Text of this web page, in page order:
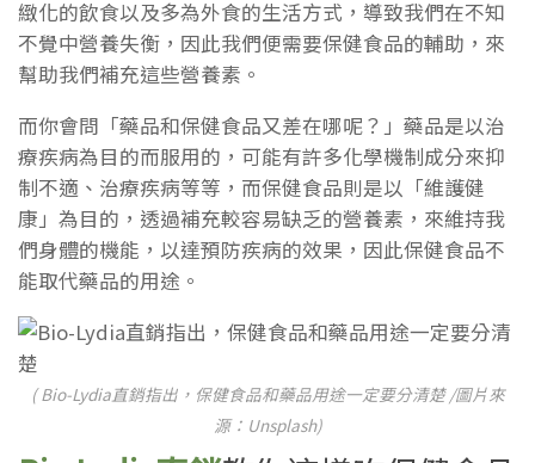
緻化的飲食以及多為外食的生活方式，導致我們在不知
不覺中營養失衡，因此我們便需要保健食品的輔助，來
幫助我們補充這些營養素。
而你會問「藥品和保健食品又差在哪呢？」藥品是以治
療疾病為目的而服用的，可能有許多化學機制成分來抑
制不適、治療疾病等等，而保健食品則是以「維護健
康」為目的，透過補充較容易缺乏的營養素，來維持我
們身體的機能，以達預防疾病的效果，因此保健食品不
能取代藥品的用途。
( Bio-Lydia直銷指出，保健食品和藥品用途一定要分清楚 /圖片來
源：Unsplash)